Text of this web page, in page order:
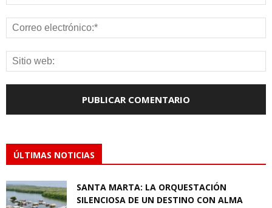
ÚLTIMAS NOTICIAS
SANTA MARTA: LA ORQUESTACIÓN
SILENCIOSA DE UN DESTINO CON ALMA